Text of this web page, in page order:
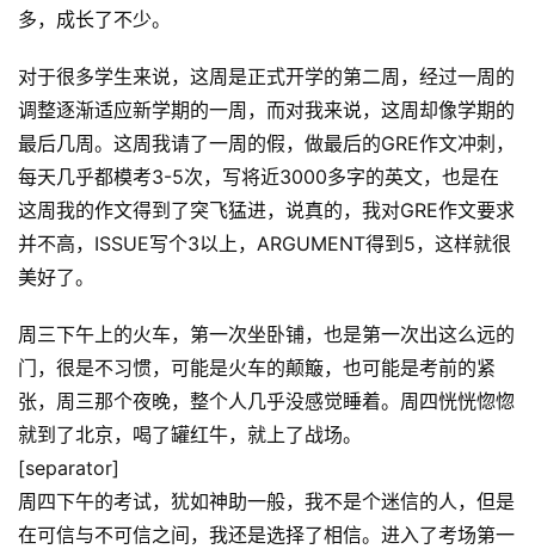
多，成长了不少。
对于很多学生来说，这周是正式开学的第二周，经过一周的
调整逐渐适应新学期的一周，而对我来说，这周却像学期的
最后几周。这周我请了一周的假，做最后的GRE作文冲刺，
每天几乎都模考3-5次，写将近3000多字的英文，也是在
这周我的作文得到了突飞猛进，说真的，我对GRE作文要求
并不高，ISSUE写个3以上，ARGUMENT得到5，这样就很
美好了。
周三下午上的火车，第一次坐卧铺，也是第一次出这么远的
门，很是不习惯，可能是火车的颠簸，也可能是考前的紧
张，周三那个夜晚，整个人几乎没感觉睡着。周四恍恍惚惚
就到了北京，喝了罐红牛，就上了战场。
[separator]
周四下午的考试，犹如神助一般，我不是个迷信的人，但是
在可信与不可信之间，我还是选择了相信。进入了考场第一